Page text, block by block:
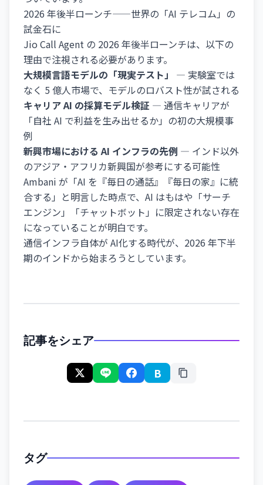
2026 年後半ローンチ——世界の「AI テレコム」の
試金石に
Jio Call Agent の 2026 年後半ローンチは、以下の
理由で注視される必要があります。
大規模言語モデルの「現実テスト」
— 実験室では
なく 5 億人市場で、モデルのロバスト性が試される
キャリア AI の採算モデル検証 — 通信キャリアが
「自社 AI で利益を生み出せるか」の初の大規模事
例
新興市場における AI インフラの先例 — インド以外
のアジア・アフリカ新興国が参考にする可能性
Ambani が「AI を『毎日の通話』『毎日の家』に統
合する」と明言した時点で、AI はもはや「サーチ
エンジン」「チャットボット」に限定されない存在
になっていることが明白です。
通信インフラ自体が AI化する時代が、2026 年下半
期のインドから始まろうとしています。
記事をシェア
B
タグ